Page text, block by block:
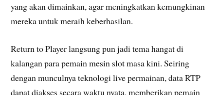
yang akan dimainkan, agar meningkatkan kemungkinan
mereka untuk meraih keberhasilan.
Return to Player langsung pun jadi tema hangat di
kalangan para pemain mesin slot masa kini. Seiring
dengan munculnya teknologi live permainan, data RTP
dapat diakses secara waktu nyata, memberikan pemain